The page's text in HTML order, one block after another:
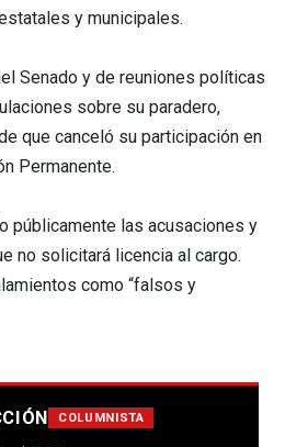
y municipales.
Senado y de reuniones políticas
sobre su paradero,
que canceló su participación en
Permanente.
públicamente las acusaciones y
no solicitará licencia al cargo.
como “falsos y
COLUMNISTA